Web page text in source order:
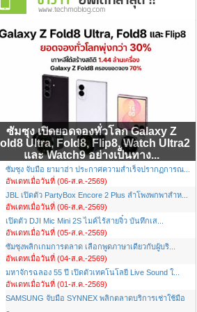
ซัมซุง เปิดยอดจองทั่วโลก Galaxy Z
Ultra, Fold8, Flip8, Watch Ultra2
และ Watch9 อย่างเป็นทาง...
ซัมซุง จับมือ ยามาฮ่า ประกาศความสำเร็จปรากฏการณ...
อัพเดทเมื่อวันที่ (06-ส.ค.-2569)
JBL เปิดตัว PartyBox Encore 2 Plus ลำโพงพกพาสำห...
อัพเดทเมื่อวันที่ (06-ส.ค.-2569)
เปิดตัว DJI Mic Mini 2S ไมค์ไร้สายจิ๋ว บันทึกเส...
อัพเดทเมื่อวันที่ (05-ส.ค.-2569)
ซัมซุงพลิกเกมการตลาด เลือกพูดภาษาเดียวกับผู้บริ...
อัพเดทเมื่อวันที่ (04-ส.ค.-2569)
มหาจักรฉลอง 55 ปี เปิดตัวเทคโนโลยี Live Sound ใ...
อัพเดทเมื่อวันที่ (01-ส.ค.-2569)
SAMSUNG จับมือ SYNNEX พลิกตลาดบริการเช่าใช้มือ